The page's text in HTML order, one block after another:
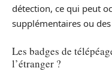
détection, ce qui peut
supplémentaires ou
Les badges de
l’étranger ?